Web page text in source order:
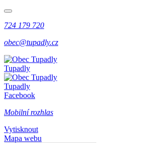
724 179 720
obec@tupadly.cz
Tupadly
Tupadly
Facebook
Mobilní rozhlas
Vytisknout
Mapa webu